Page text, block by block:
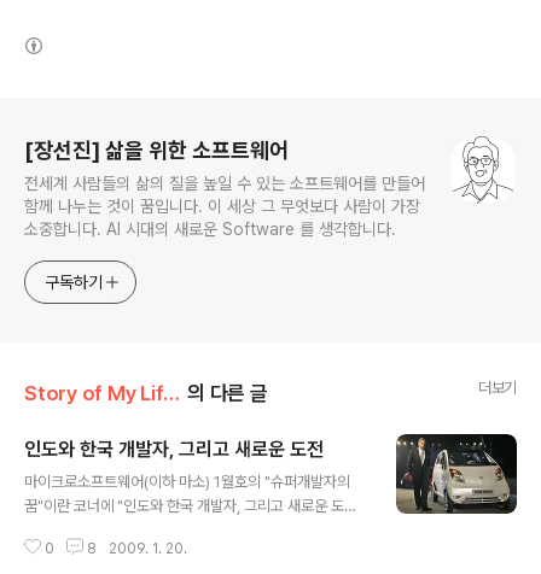
[장선진] 삶을 위한 소프트웨어
전세계 사람들의 삶의 질을 높일 수 있는 소프트웨어를 만들어
함께 나누는 것이 꿈입니다. 이 세상 그 무엇보다 사람이 가장
소중합니다. AI 시대의 새로운 Software 를 생각합니다.
구독하기
Story of My Life/Trends 의 다른 글 더보기
인도와 한국 개발자, 그리고 새로운 도전
마이크로소프트웨어(이하 마소) 1월호의 "슈퍼개발자의
꿈"이란 코너에 "인도와 한국 개발자, 그리고 새로운 도
자 분들에게 감사드립니다. :-) 생각보다 빨리 마소에서 제
0 8 2009. 1. 20.